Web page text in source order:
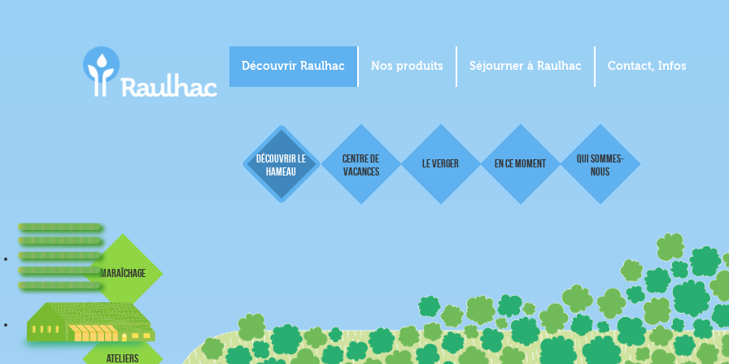
Découvrir Raulhac Nos produits Séjourner à Raulhac Contact, Infos
Découvrir le
hameau
Centre de
vacances
Le Verger En ce moment
Qui sommes-
nous
maraîchage
ateliers